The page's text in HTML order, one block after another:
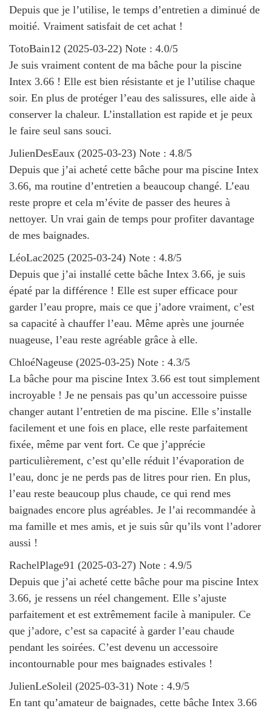
Depuis que je l’utilise, le temps d’entretien a diminué de
moitié. Vraiment satisfait de cet achat !
TotoBain12 (2025-03-22) Note : 4.0/5
Je suis vraiment content de ma bâche pour la piscine
Intex 3.66 ! Elle est bien résistante et je l’utilise chaque
soir. En plus de protéger l’eau des salissures, elle aide à
conserver la chaleur. L’installation est rapide et je peux
le faire seul sans souci.
JulienDesEaux (2025-03-23) Note : 4.8/5
Depuis que j’ai acheté cette bâche pour ma piscine Intex
3.66, ma routine d’entretien a beaucoup changé. L’eau
reste propre et cela m’évite de passer des heures à
nettoyer. Un vrai gain de temps pour profiter davantage
de mes baignades.
LéoLac2025 (2025-03-24) Note : 4.8/5
Depuis que j’ai installé cette bâche Intex 3.66, je suis
épaté par la différence ! Elle est super efficace pour
garder l’eau propre, mais ce que j’adore vraiment, c’est
sa capacité à chauffer l’eau. Même après une journée
nuageuse, l’eau reste agréable grâce à elle.
ChloéNageuse (2025-03-25) Note : 4.3/5
La bâche pour ma piscine Intex 3.66 est tout simplement
incroyable ! Je ne pensais pas qu’un accessoire puisse
changer autant l’entretien de ma piscine. Elle s’installe
facilement et une fois en place, elle reste parfaitement
fixée, même par vent fort. Ce que j’apprécie
particulièrement, c’est qu’elle réduit l’évaporation de
l’eau, donc je ne perds pas de litres pour rien. En plus,
l’eau reste beaucoup plus chaude, ce qui rend mes
baignades encore plus agréables. Je l’ai recommandée à
ma famille et mes amis, et je suis sûr qu’ils vont l’adorer
aussi !
RachelPlage91 (2025-03-27) Note : 4.9/5
Depuis que j’ai acheté cette bâche pour ma piscine Intex
3.66, je ressens un réel changement. Elle s’ajuste
parfaitement et est extrêmement facile à manipuler. Ce
que j’adore, c’est sa capacité à garder l’eau chaude
pendant les soirées. C’est devenu un accessoire
incontournable pour mes baignades estivales !
JulienLeSoleil (2025-03-31) Note : 4.9/5
En tant qu’amateur de baignades, cette bâche Intex 3.66